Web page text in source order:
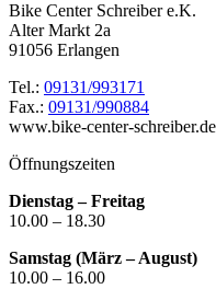
Bike Center Schreiber e.K.
Alter Markt 2a
91056 Erlangen
Tel.: 09131/993171
Fax.: 09131/990884
www.bike-center-schreiber.de
Öffnungszeiten
Dienstag – Freitag
10.00 – 18.30
Samstag (März – August)
10.00 – 16.00